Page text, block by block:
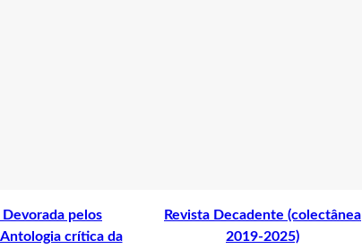
Devorada pelos
Antologia crítica da
Revista Decadente (colectânea
2019-2025)